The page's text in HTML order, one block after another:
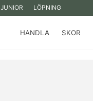
JUNIOR LÖPNING
HANDLA SKOR